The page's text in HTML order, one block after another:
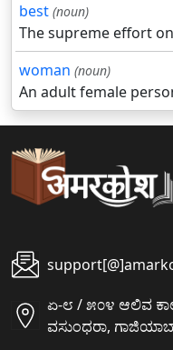
best (noun)
The supreme effort
woman (noun)
An adult female
ಏ-೮ / ೫೦೪ ಆಲಿವ
ವಸುಂಧರಾ,